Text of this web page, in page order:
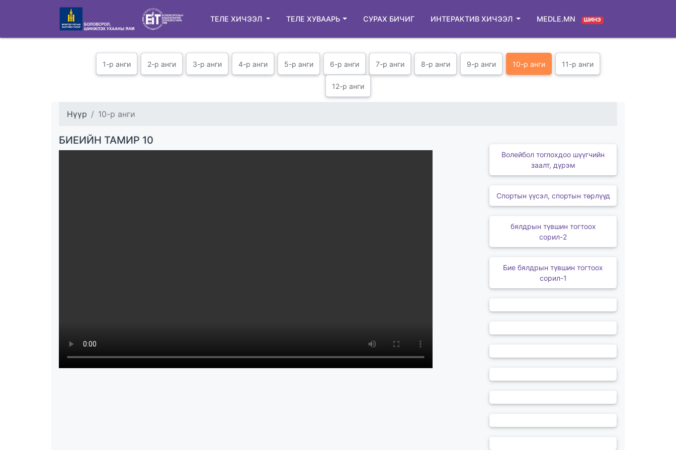
ТЕЛЕ ХИЧЭЭЛ ТЕЛЕ ХУВААРЬ СУРАХ БИЧИГ ИНТЕРАКТИВ ХИЧЭЭЛ MEDLE.MN ШИНЭ
1-р анги 2-р анги 3-р анги 4-р анги 5-р анги 6-р анги 7-р анги 8-р анги 9-р анги 10-р анги 11-р анги
12-р анги
Нүүр 10-р анги
БИЕИЙН ТАМИР 10
Волейбол тоглохдоо шүүгчийн
заалт, дүрэм
Спортын үүсэл, спортын төрлүүд
бялдрын түвшин тогтоох
сорил-2
Бие бялдрын түвшин тогтоох
сорил-1